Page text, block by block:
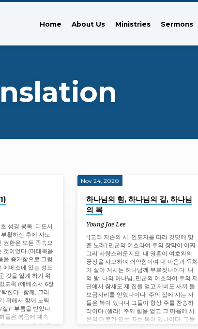
Home About Us Ministries Sermons
성경 봉독: 디도서
활하신 후에 사도
권한은 모든 족속으
것이었다 (마태복음
을 증거함으로 그렇
에베소에 있는 성도
것을 알게 하기 위
도록 (에베소서 6장
탁한다. 함께, 그리
위해서 함께 노력
)” 부름을 받았다.
들은 복음에 계속
를 통해서 다른 교
Nov 24, 2020
하나님의 힘, 하나님의 길, 하나님
의 복
Young Jae Lee
“[고라 자손의 시, 인도자를 따라 깃딧에 맞
춘 노래] 만군의 여호와여 주의 장막이 어찌
그리 사랑스러운지요 내 영혼이 여호와의
궁정을 사모하여 쇠약함이여 내 마음과 육체
가 살아 계시는 하나님께 부르짖나이다 나
의 왕, 나의 하나님, 만군의 여호와여 주의 제
단에서 참새도 제 집을 얻고 제비도 새끼 둘
보금자리를 얻었나이다 주의 집에 사는 자
들은 복이 있나니 그들이 항상 주를 찬송하
리이다 (셀라) 주께 힘을 얻고 그 마음에 시
온의 대로가 있는 자는 복이 있나이다 그들